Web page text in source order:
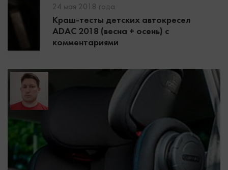
24 мая 2018 года
Краш-тесты детских автокресел
ADAC 2018 (весна + осень) с
комментариями